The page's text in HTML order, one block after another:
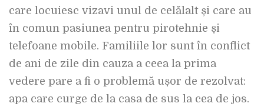
care locuiesc vizavi unul de celălalt și care au
în comun pasiunea pentru pirotehnie și
telefoane mobile. Familiile lor sunt în conflict
de ani de zile din cauza a ceea la prima
vedere pare a fi o problemă ușor de rezolvat:
apa care curge de la casa de sus la cea de jos.